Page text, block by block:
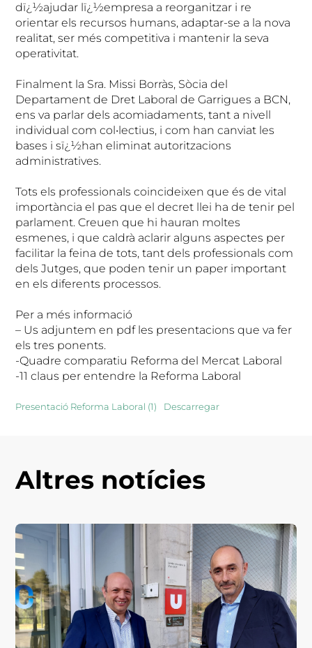
dï¿½ajudar lï¿½empresa a reorganitzar i re
orientar els recursos humans, adaptar-se a la nova
realitat, ser més competitiva i mantenir la seva
operativitat.
Finalment la Sra. Missi Borràs, Sòcia del
Departament de Dret Laboral de Garrigues a BCN,
ens va parlar dels acomiadaments, tant a nivell
individual com col•lectius, i com han canviat les
bases i sï¿½han eliminat autoritzacions
administratives.
Tots els professionals coincideixen que és de vital
importància el pas que el decret llei ha de tenir pel
parlament. Creuen que hi hauran moltes
esmenes, i que caldrà aclarir alguns aspectes per
facilitar la feina de tots, tant dels professionals com
dels Jutges, que poden tenir un paper important
en els diferents processos.
Per a més informació
– Us adjuntem en pdf les presentacions que va fer
els tres ponents.
-Quadre comparatiu Reforma del Mercat Laboral
-11 claus per entendre la Reforma Laboral
Presentació Reforma Laboral (1) Descarregar
Altres notícies